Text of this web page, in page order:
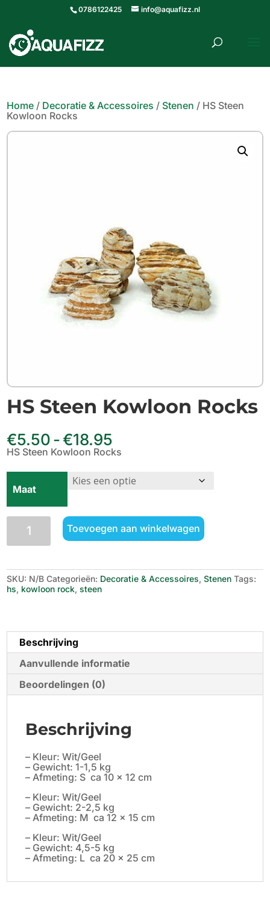
0786122425 info@aquafizz.nl
Home / Decoratie & Accessoires / Stenen / HS Steen
Kowloon Rocks
HS Steen Kowloon Rocks
€5.50-€18.95
€5.50
tot
HS Steen Kowloon Rocks
Maat
HS
Steen
Toevoegen aan winkelwagen
SKU: N/B Categorieën: Decoratie & Accessoires,Stenen Tags:
hs, kowloon rock,steen
Beschrijving
Aanvullende informatie
Beoordelingen (0)
Beschrijving
– Kleur: Wit/Geel
– Gewicht: 1-1,5 kg
– Afmeting: S ca 10 x 12 cm
– Kleur: Wit/Geel
– Gewicht: 2-2,5 kg
– Afmeting: M ca 12 x 15 cm
– Kleur: Wit/Geel
– Gewicht: 4,5-5 kg
– Afmeting: L ca 20 x 25 cm